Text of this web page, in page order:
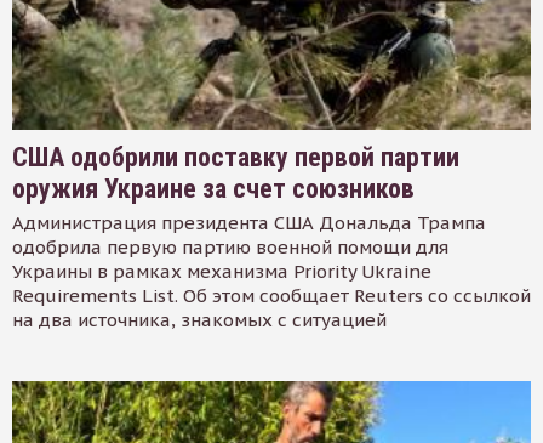
США одобрили поставку первой партии
оружия Украине за счет союзников
Администрация президента США Дональда Трампа
одобрила первую партию военной помощи для
Украины в рамках механизма Priority Ukraine
Requirements List. Об этом сообщает Reuters со ссылкой
на два источника, знакомых с ситуацией